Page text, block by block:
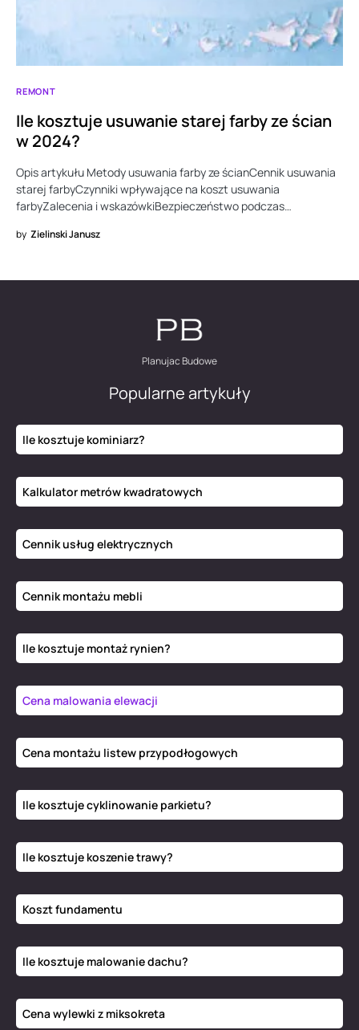
REMONT
Ile kosztuje usuwanie starej farby ze ścian
w 2024?
Opis artykułu Metody usuwania farby ze ścianCennik usuwania
starej farbyCzynniki wpływające na koszt usuwania
farbyZalecenia i wskazówkiBezpieczeństwo podczas…
by Zielinski Janusz
Planujac Budowe
Popularne artykuły
Ile kosztuje kominiarz?
Kalkulator metrów kwadratowych
Cennik usług elektrycznych
Cennik montażu mebli
Ile kosztuje montaż rynien?
Cena malowania elewacji
Cena montażu listew przypodłogowych
Ile kosztuje cyklinowanie parkietu?
Ile kosztuje koszenie trawy?
Koszt fundamentu
Ile kosztuje malowanie dachu?
Cena wylewki z miksokreta